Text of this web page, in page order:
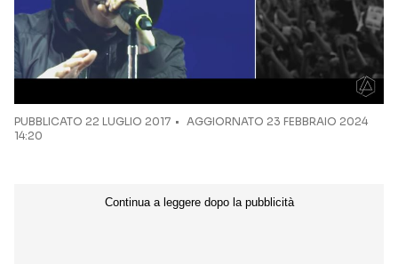
PUBBLICATO 22 LUGLIO 2017
AGGIORNATO 23 FEBBRAIO 2024
14:20